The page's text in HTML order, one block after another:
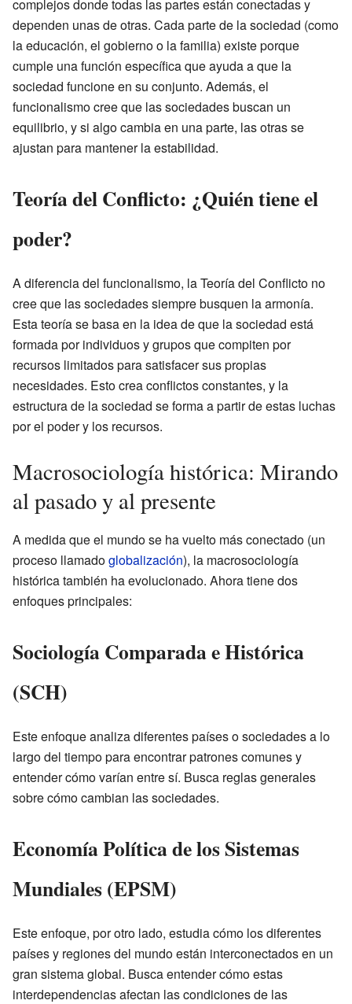
complejos donde todas las partes están conectadas y
dependen unas de otras. Cada parte de la sociedad (como
la educación, el gobierno o la familia) existe porque
cumple una función específica que ayuda a que la
sociedad funcione en su conjunto. Además, el
funcionalismo cree que las sociedades buscan un
equilibrio, y si algo cambia en una parte, las otras se
ajustan para mantener la estabilidad.
Teoría del Conflicto: ¿Quién tiene el
poder?
A diferencia del funcionalismo, la Teoría del Conflicto no
cree que las sociedades siempre busquen la armonía.
Esta teoría se basa en la idea de que la sociedad está
formada por individuos y grupos que compiten por
recursos limitados para satisfacer sus propias
necesidades. Esto crea conflictos constantes, y la
estructura de la sociedad se forma a partir de estas luchas
por el poder y los recursos.
Macrosociología histórica: Mirando
al pasado y al presente
A medida que el mundo se ha vuelto más conectado (un
proceso llamadoglobalización), la macrosociología
histórica también ha evolucionado. Ahora tiene dos
enfoques principales:
Sociología Comparada e Histórica
(SCH)
Este enfoque analiza diferentes países o sociedades a lo
largo del tiempo para encontrar patrones comunes y
entender cómo varían entre sí. Busca reglas generales
sobre cómo cambian las sociedades.
Economía Política de los Sistemas
Mundiales (EPSM)
Este enfoque, por otro lado, estudia cómo los diferentes
países y regiones del mundo están interconectados en un
gran sistema global. Busca entender cómo estas
interdependencias afectan las condiciones de las